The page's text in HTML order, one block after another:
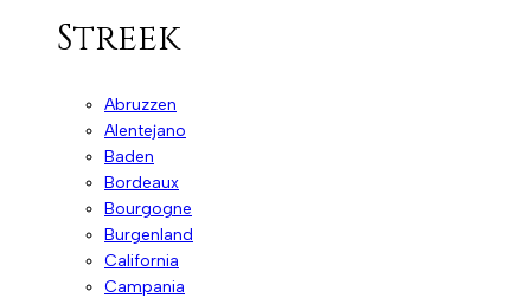
Streek
Abruzzen
Alentejano
Baden
Bordeaux
Bourgogne
Burgenland
California
Campania